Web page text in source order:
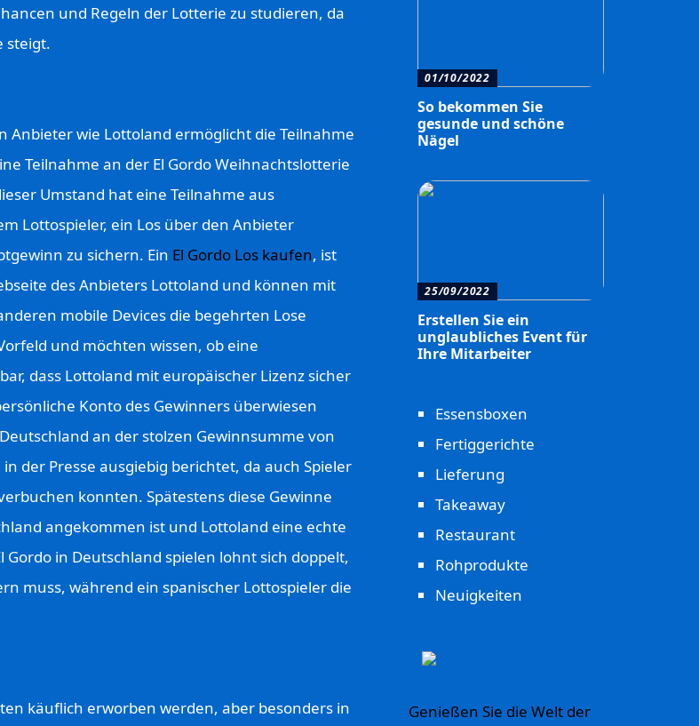
und Regeln der Lotterie zu studieren, da
steigt.
wie Lottoland ermöglicht die Teilnahme
Teilnahme an der El Gordo Weihnachtslotterie
Umstand hat eine Teilnahme aus
Lottospieler, ein Los über den Anbieter
zu sichern. Ein El Gordo Los kaufen, ist
des Anbieters Lottoland und können mit
mobile Devices die begehrten Lose
und möchten wissen, ob eine
dass Lottoland mit europäischer Lizenz sicher
Konto des Gewinners überwiesen
an der stolzen Gewinnsumme von
der Presse ausgiebig berichtet, da auch Spieler
konnten. Spätestens diese Gewinne
angekommen ist und Lottoland eine echte
in Deutschland spielen lohnt sich doppelt,
muss, während ein spanischer Lottospieler die
käuflich erworben werden, aber besonders in
01/10/2022
So bekommen Sie
gesunde und schöne
Nägel
25/09/2022
Erstellen Sie ein
unglaubliches Event für
Ihre Mitarbeiter
Essensboxen
Fertiggerichte
Lieferung
Takeaway
Restaurant
Rohprodukte
Neuigkeiten
Genießen Sie die Welt der